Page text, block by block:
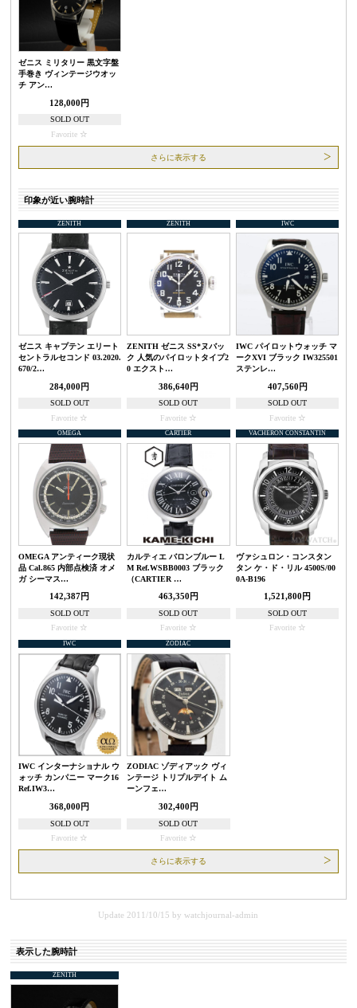
ゼニス ミリタリー 黒文字盤
手巻き ヴィンテージウオッ
チ アン…
128,000円
SOLD OUT
Favorite
さらに表示する
印象が近い腕時計
ZENITH
ゼニス キャプテン エリート
セントラルセコンド 03.2020.
670/2…
284,000円
SOLD OUT
Favorite
ZENITH
ZENITH ゼニス SS*ヌバッ
ク 人気のパイロットタイプ2
0 エクスト…
386,640円
SOLD OUT
Favorite
IWC
IWC パイロットウォッチ マ
ークXVI ブラック IW325501
ステンレ…
407,560円
SOLD OUT
Favorite
OMEGA
OMEGA アンティーク現状
品 Cal.865 内部点検済 オメ
ガ シーマス…
142,387円
SOLD OUT
Favorite
CARTIER
カルティエ バロンブルー L
M Ref.WSBB0003 ブラック
（CARTIER …
463,350円
SOLD OUT
Favorite
VACHERON CONSTANTIN
ヴァシュロン・コンスタン
タン ケ・ド・リル 4500S/00
0A-B196
1,521,800円
SOLD OUT
Favorite
IWC
IWC インターナショナル ウ
ォッチ カンパニー マーク16
Ref.IW3…
368,000円
SOLD OUT
Favorite
ZODIAC
ZODIAC ゾディアック ヴィ
ンテージ トリプルデイト ム
ーンフェ…
302,400円
SOLD OUT
Favorite
さらに表示する
Update 2011/10/15 bywatchjournal-admin
表示した腕時計
ZENITH